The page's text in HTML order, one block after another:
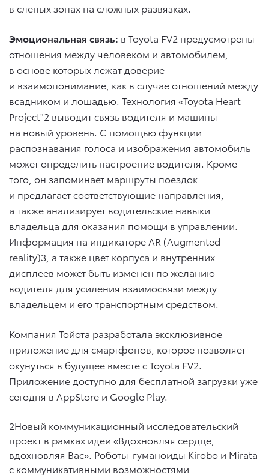
в слепых зонах на сложных развязках.
Эмоциональная связь: в Toyota FV2 предусмотрены
отношения между человеком и автомобилем,
в основе которых лежат доверие
и взаимопонимание, как в случае отношений между
всадником и лошадью. Технология «Toyota Heart
Project"2 выводит связь водителя и машины
на новый уровень. С помощью функции
распознавания голоса и изображения автомобиль
может определить настроение водителя. Кроме
того, он запоминает маршруты поездок
и предлагает соответствующие направления,
а также анализирует водительские навыки
владельца для оказания помощи в управлении.
Информация на индикаторе AR (Augmented
reality)3, а также цвет корпуса и внутренних
дисплеев может быть изменен по желанию
водителя для усиления взаимосвязи между
владельцем и его транспортным средством.
Компания Тойота разработала эксклюзивное
приложение для смартфонов, которое позволяет
окунуться в будущее вместе с Toyota FV2.
Приложение доступно для бесплатной загрузки уже
сегодня в AppStore и Google Play.
2Новый коммуникационный исследовательский
проект в рамках идеи «Вдохновляя сердце,
вдохновляя Вас». Роботы-гуманоиды Kirobo и Mirata
с коммуникативными возможностями